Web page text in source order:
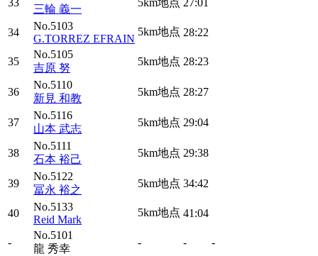
33
三輪 義一
5km地点 27:01
34
No.5103
G.TORREZ EFRAIN
5km地点 28:22
35
No.5105
吉原 努
5km地点 28:23
36
No.5110
新見 和教
5km地点 28:27
37
No.5116
山本 武志
5km地点 29:04
38
No.5111
石本 裕己
5km地点 29:38
39
No.5122
冨永 裕之
5km地点 34:42
40
No.5133
Reid Mark
5km地点 41:04
-
No.5101
龍 秀幸
- - -